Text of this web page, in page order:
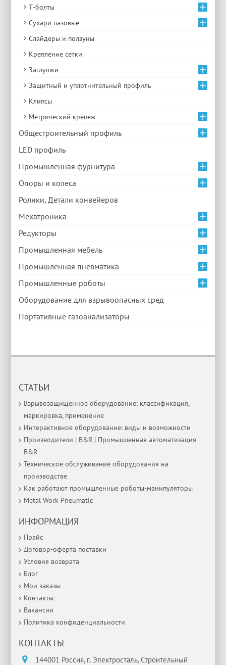
Т-болты
Сухари пазовые
Слайдеры и ползуны
Крепление сетки
Заглушки
Защитный и уплотнительный профиль
Клипсы
Метрический крепеж
Общестроительный профиль
LED профиль
Промышленная фурнитура
Опоры и колеса
Ролики, Детали конвейеров
Мехатроника
Редукторы
Промышленная мебель
Промышленная пневматика
Промышленные роботы
Оборудование для взрывоопасных сред
Портативные газоанализаторы
СТАТЬИ
Взрывозащищенное оборудование: классификация,
маркировка, применение
Интерактивное оборудование: виды и возможности
Производители | B&R | Промышленная автоматизация
B&R
Техническое обслуживание оборудования на
производстве
Как работают промышленные роботы-манипуляторы
Metal Work Pneumatic
ИНФОРМАЦИЯ
Прайс
Договор-оферта поставки
Условия возврата
Блог
Мои заказы
Контакты
Вакансии
Политика конфиденциальности
КОНТАКТЫ
144001 Россия, г. Электросталь, Строительный